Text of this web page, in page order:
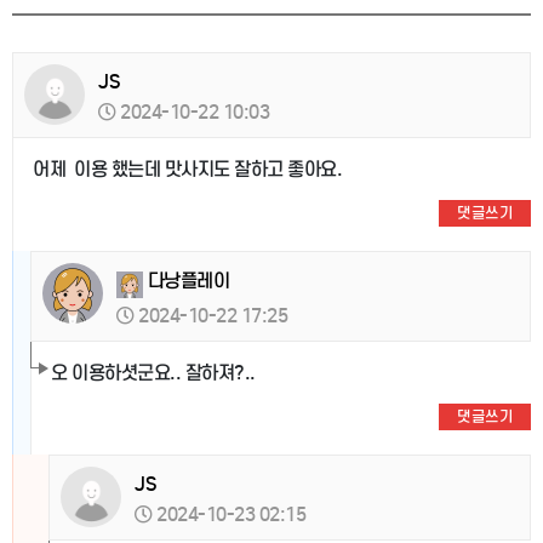
JS
2024-10-22 10:03
어제 이용 했는데 맛사지도 잘하고 좋아요.
댓글쓰기
다낭플레이
2024-10-22 17:25
오 이용하셧군요.. 잘하져?..
댓글쓰기
JS
2024-10-23 02:15